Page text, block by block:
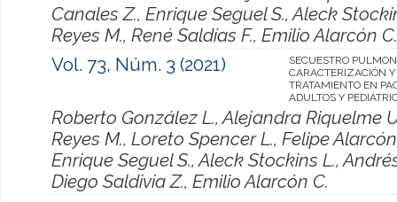
Canales Z., Enrique Seguel S., Aleck
Reyes M., René Saldías F., Emilio Alarcón C.
Vol. 73, Núm. 3 (2021)
SECUESTRO
CARACTERIZACIÓN Y
TRATAMIENTO EN
ADULTOS Y
Roberto González L., Alejandra Riquelme
Reyes M., Loreto Spencer L., Felipe
Enrique Seguel S., Aleck Stockins L.,
Diego Saldivia Z., Emilio Alarcón C.